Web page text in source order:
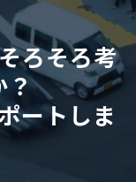
ろそろ考
？
ートしま